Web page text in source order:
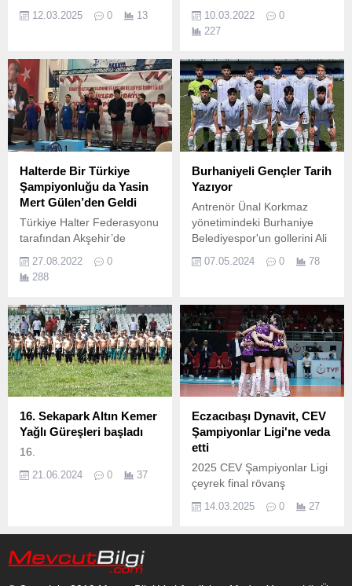
adına piste çıkıyor Engelli
ralli pilotu Kübra Keskin’in
rallici Türkiye Ralli
Şampiyonası yolcusu
Dünyadaki ilk ve tek engelli
kadın ralli pilotu olan
Osmangazi Belediyesi Yazı
İşleri Müdürlüğü personeli
Kübra...
12.03.2025 0 13
düzenlenen Gölcük
Belediyesi Birimler Arası
Futbol Turnuvası’nda
Sezer tarafından yapılan
kura çekimi ile belirlendi.
10.03.2022
0
227
Halterde Bir Türkiye
Şampiyonluğu da Yasin
Mert Gülen’den Geldi
Türkiye Halter Federasyonu
tarafından Akşehir’de
Halter Şampiyonasında
kızlarda Türkiye Şampiyonu
Gençlik ve Spor Kulübü
sporcusu Hatice Kızmaz’ın
ardından erkekler +62 kg
kategorisinde de bu kez
Yasin Mert Gülen Türkiye
Şampiyonu oldu.
27.08.2022
0
288
Burhaniyeli Gençler Tarih
Yazıyor
Antrenör Ünal Korkmaz
yönetimindeki Burhaniye
Belediyespor'un gollerini Ali
Sinicelioğlu kaydetti.
07.05.2024 0 78
16. Sekapark Altın Kemer
Yağlı Güreşleri başladı
16.
21.06.2024 0 37
Eczacıbaşı Dynavit, CEV
Şampiyonlar Ligi'ne veda
etti
2025 CEV Şampiyonlar Ligi
çeyrek final rövanş
karşılaşmasında Vero Volley
Milano’yu ağırlayan
14.03.2025 0 27